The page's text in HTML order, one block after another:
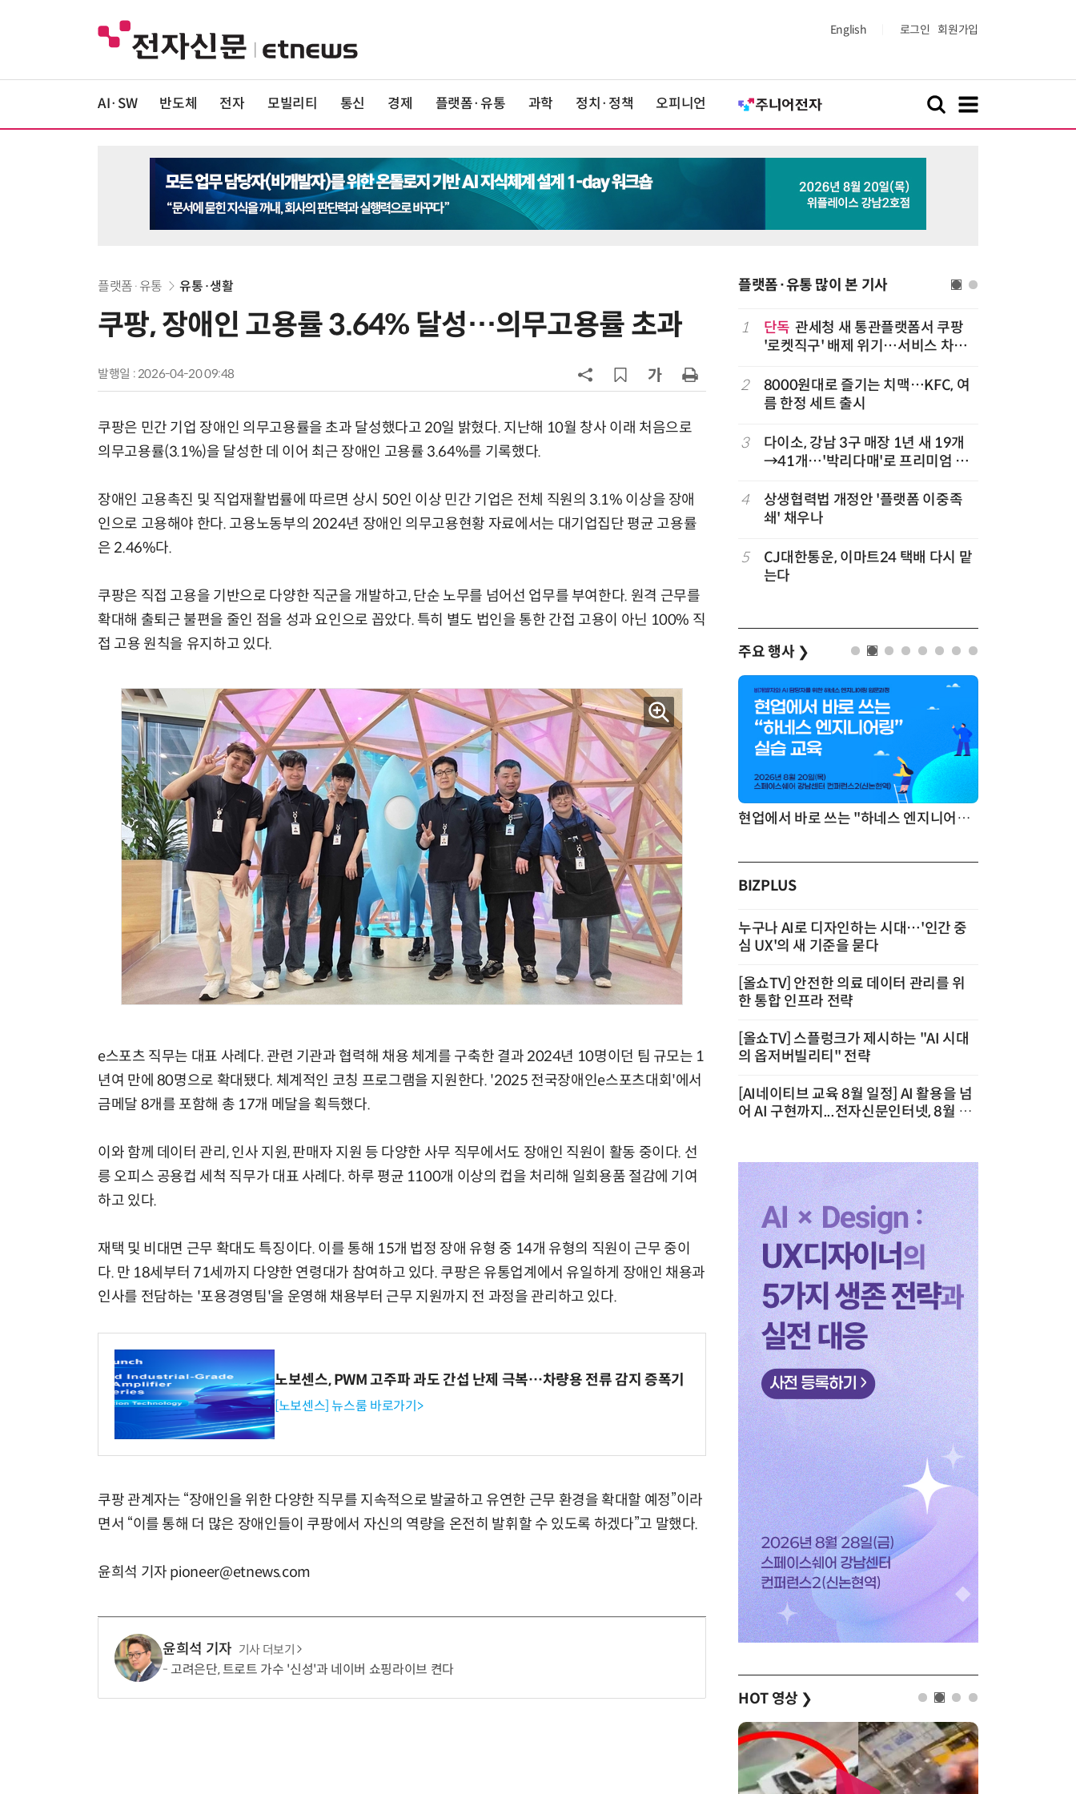
English 로그인 회원가입
AI·SW 반도체 전자 모빌리티 통신 경제 플랫폼·유통 과학 정치·정책 오피니언
플랫폼·유통 유통·생활
쿠팡, 장애인 고용률 3.64% 달성…의무고용률 초과
발행일 : 2026-04-20 09:48
쿠팡은 민간 기업 장애인 의무고용률을 초과 달성했다고 20일 밝혔다. 지난해 10월 창사 이래 처음으로
의무고용률(3.1%)을 달성한 데 이어 최근 장애인 고용률 3.64%를 기록했다.
장애인 고용촉진 및 직업재활법률에 따르면 상시 50인 이상 민간 기업은 전체 직원의 3.1% 이상을 장애
인으로 고용해야 한다. 고용노동부의 2024년 장애인 의무고용현황 자료에서는 대기업집단 평균 고용률
은 2.46%다.
쿠팡은 직접 고용을 기반으로 다양한 직군을 개발하고, 단순 노무를 넘어선 업무를 부여한다. 원격 근무를
확대해 출퇴근 불편을 줄인 점을 성과 요인으로 꼽았다. 특히 별도 법인을 통한 간접 고용이 아닌 100% 직
접 고용 원칙을 유지하고 있다.
e스포츠 직무는 대표 사례다. 관련 기관과 협력해 채용 체계를 구축한 결과 2024년 10명이던 팀 규모는 1
년여 만에 80명으로 확대됐다. 체계적인 코칭 프로그램을 지원한다. '2025 전국장애인e스포츠대회'에서
금메달 8개를 포함해 총 17개 메달을 획득했다.
이와 함께 데이터 관리, 인사 지원, 판매자 지원 등 다양한 사무 직무에서도 장애인 직원이 활동 중이다. 선
릉 오피스 공용컵 세척 직무가 대표 사례다. 하루 평균 1100개 이상의 컵을 처리해 일회용품 절감에 기여
하고 있다.
재택 및 비대면 근무 확대도 특징이다. 이를 통해 15개 법정 장애 유형 중 14개 유형의 직원이 근무 중이
다. 만 18세부터 71세까지 다양한 연령대가 참여하고 있다. 쿠팡은 유통업계에서 유일하게 장애인 채용과
인사를 전담하는 '포용경영팀'을 운영해 채용부터 근무 지원까지 전 과정을 관리하고 있다.
노보센스, PWM 고주파 과도 간섭 난제 극복…차량용 전류 감지 증폭기
[노보센스] 뉴스룸 바로가기>
쿠팡 관계자는 “장애인을 위한 다양한 직무를 지속적으로 발굴하고 유연한 근무 환경을 확대할 예정”이라
면서 “이를 통해 더 많은 장애인들이 쿠팡에서 자신의 역량을 온전히 발휘할 수 있도록 하겠다”고 말했다.
윤희석 기자 pioneer@etnews.com
윤희석 기자 기사 더보기
고려은단, 트로트 가수 '신성'과 네이버 쇼핑라이브 켠다
플랫폼·유통 많이 본 기사
6
1000원 커피·45㎝ 피자…트레이
“찰떡같이 알아듣네”…카카오, '카나
8
쿠팡Inc, 상반기 영업적자 1.2조 육
박…2년치 이익 넘어서
9
세븐일레븐, 해외 지역 명물 라면 판
매 300만개 돌파
1 단독 관세청 새 통관플랫폼서 쿠팡
'로켓직구' 배제 위기…서비스 차질
2
8000원대로 즐기는 치맥…KFC, 여
름 한정 세트 출시
3
다이소, 강남 3구 매장 1년 새 19개
→41개…'박리다매'로 프리미엄 상
4
상생협력법 개정안 '플랫폼 이중족
쇄' 채우나
5
CJ대한통운, 이마트24 택배 다시 맡
는다
주요 행사 ❯
현업에서 바로 쓰는 "하네스 엔지니어링" 실습 교육
BIZPLUS
누구나 AI로 디자인하는 시대…'인간 중
심 UX'의 새 기준을 묻다
[올쇼TV] 안전한 의료 데이터 관리를 위
한 통합 인프라 전략
[올쇼TV] 스플렁크가 제시하는 "AI 시대
의 옵저버빌리티" 전략
[AI네이티브 교육 8월 일정] AI 활용을 넘
어 AI 구현까지...전자신문인터넷, 8월 실
HOT 영상 ❯